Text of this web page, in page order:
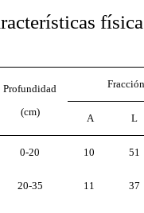
Profundidad
(cm)
A L
0-20 10 51
20-35 11 37